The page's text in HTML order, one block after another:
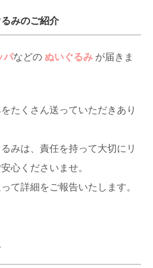
みのご紹介
パなどの ぬいぐるみ が届きま
たくさん送っていただきあり
みは、責任を持って大切にリ
心くださいませ。
て詳細をご報告いたします。